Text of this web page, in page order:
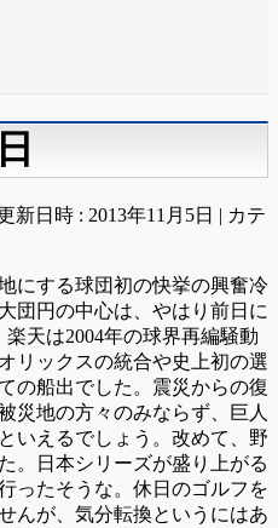
新日時 : 2013年11月5日
カテ
にする球団初の快挙の興奮冷
団円の中心は、やはり前日に
天は2004年の球界再編騒動
リックスの統合や史上初の選
の船出でした。震災からの復
災地の方々のみならず、巨人
いえるでしょう。改めて、野
。日本シリーズが盛り上がる
ったそうな。休日のゴルフを
んが、気分転換というにはあ